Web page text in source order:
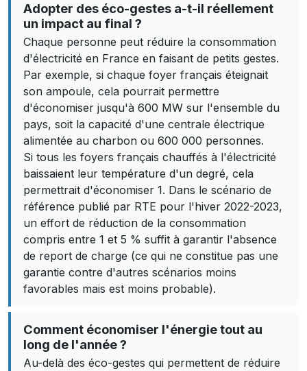
Adopter des éco-gestes a-t-il réellement
un impact au final ?
Chaque personne peut réduire la consommation
d'électricité en France en faisant de petits gestes.
Par exemple, si chaque foyer français éteignait
son ampoule, cela pourrait permettre
d'économiser jusqu'à 600 MW sur l'ensemble du
pays, soit la capacité d'une centrale électrique
alimentée au charbon ou 600 000 personnes.
Si tous les foyers français chauffés à l'électricité
baissaient leur température d'un degré, cela
permettrait d'économiser 1. Dans le scénario de
référence publié par RTE pour l'hiver 2022-2023,
un effort de réduction de la consommation
compris entre 1 et 5 % suffit à garantir l'absence
de report de charge (ce qui ne constitue pas une
garantie contre d'autres scénarios moins
favorables mais est moins probable).
Comment économiser l'énergie tout au
long de l'année ?
Au-delà des éco-gestes qui permettent de réduire